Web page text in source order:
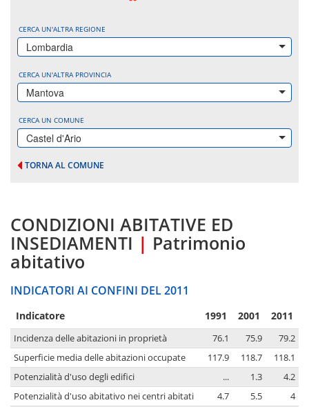
CERCA UN'ALTRA REGIONE
Lombardia
CERCA UN'ALTRA PROVINCIA
Mantova
CERCA UN COMUNE
Castel d'Ario
TORNA AL COMUNE
CONDIZIONI ABITATIVE ED
INSEDIAMENTI | Patrimonio
abitativo
INDICATORI AI CONFINI DEL 2011
Indicatore 1991 2001 2011
Incidenza delle abitazioni in proprietà 76.1 75.9
79.2
Superficie media delle abitazioni occupate
117.9 118.7
118.1
Potenzialità d'uso degli edifici
... 1.3
4.2
Potenzialità d'uso abitativo nei centri abitati
4.7 5.5
4